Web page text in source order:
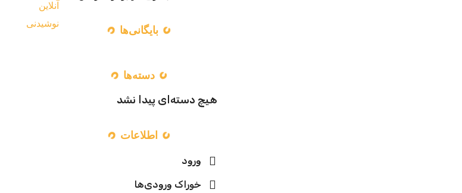
بایگانی‌ها
دسته‌ها
هیچ دسته‌ای پیدا نشد
اطلاعات
ورود
خوراک ورودی‌ها